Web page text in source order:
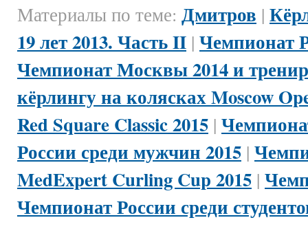
Материалы по теме: Дмитров |
19 лет 2013. Часть II | Чемпионат
Чемпионат Москвы 2014 и
кёрлингу на колясках Moscow
Red Square Classic 2015 |
России среди мужчин 2015 |
MedExpert Curling Cup 2015 |
Чемпионат России среди